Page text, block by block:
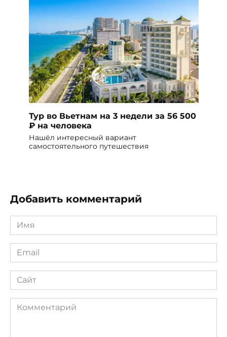
Тур во Вьетнам на 3 недели за 56 500
₽ на человека
Нашёл интересный вариант
самостоятельного путешествия
Добавить комментарий
Имя
Email
Сайт
Комментарий